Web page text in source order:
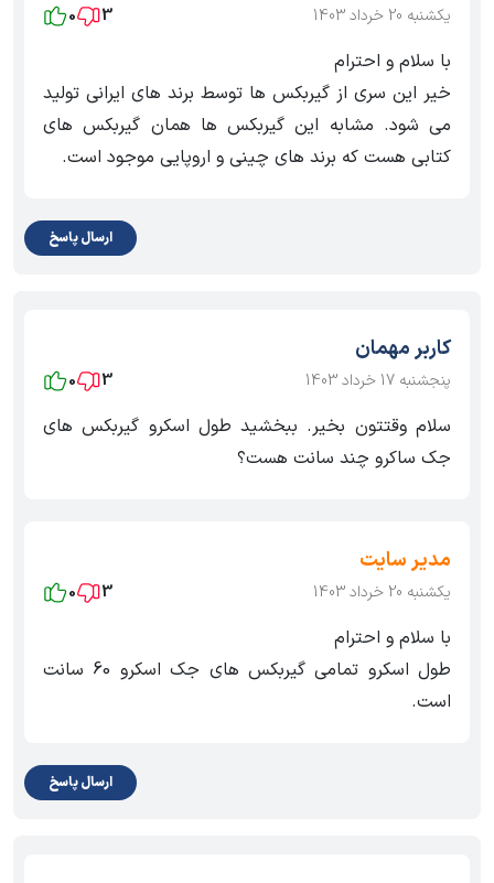
یکشنبه 20 خرداد 1403 3
0
با سلام و احترام
خیر این سری از گیربکس ها توسط برند های ایرانی تولید
می شود. مشابه این گیربکس ها همان گیربکس های
کتابی هست که برند های چینی و اروپایی موجود است.
ارسال پاسخ
کاربر مهمان
پنجشنبه 17 خرداد 1403 3
0
سلام وقتتون بخیر. ببخشید طول اسکرو گیربکس های
جک ساکرو چند سانت هست؟
مدیر سایت
یکشنبه 20 خرداد 1403 3
0
با سلام و احترام
طول اسکرو تمامی گیربکس های جک اسکرو 60 سانت
است.
ارسال پاسخ